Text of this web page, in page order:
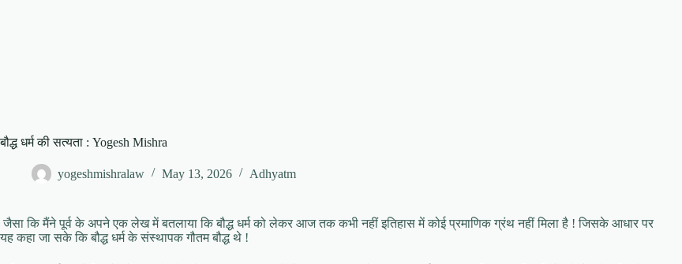
बौद्ध धर्म की सत्यता : Yogesh Mishra
yogeshmishralaw May 13, 2026 Adhyatm
जैसा कि मैंने पूर्व के अपने एक लेख में बतलाया कि बौद्ध धर्म को लेकर आज तक कभी नहीं इतिहास में कोई प्रमाणिक ग्रंथ नहीं मिला है ! जिसके आधार पर
यह कहा जा सके कि बौद्ध धर्म के संस्थापक गौतम बौद्ध थे !